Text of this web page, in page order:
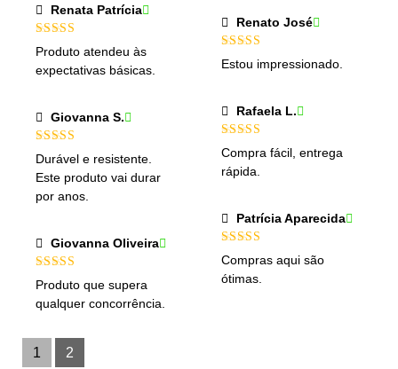
Renata Patrícia
Avaliação
de 5
Produto atendeu às
expectativas básicas.
Giovanna S.
Avaliação
de 5
Durável e resistente.
Este produto vai durar
por anos.
Giovanna Oliveira
Avaliação
de 5
Produto que supera
qualquer concorrência.
Renato José
Avaliação
de 5
Estou impressionado.
Rafaela L.
Avaliação
5
de 5
Compra fácil, entrega
rápida.
Patrícia Aparecida
Avaliação
de 5
Compras aqui são
ótimas.
1 2